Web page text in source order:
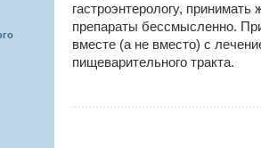
гастроэнтерологу,
препараты бессмысленно.
вместе (а не вместо) с
пищеварительного тракта.